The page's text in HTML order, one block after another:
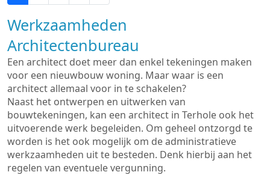
Werkzaamheden
Architectenbureau
Een architect doet meer dan enkel tekeningen maken
voor een nieuwbouw woning. Maar waar is een
architect allemaal voor in te schakelen?
Naast het ontwerpen en uitwerken van
bouwtekeningen, kan een architect in Terhole ook het
uitvoerende werk begeleiden. Om geheel ontzorgd te
worden is het ook mogelijk om de administratieve
werkzaamheden uit te besteden. Denk hierbij aan het
regelen van eventuele vergunning.